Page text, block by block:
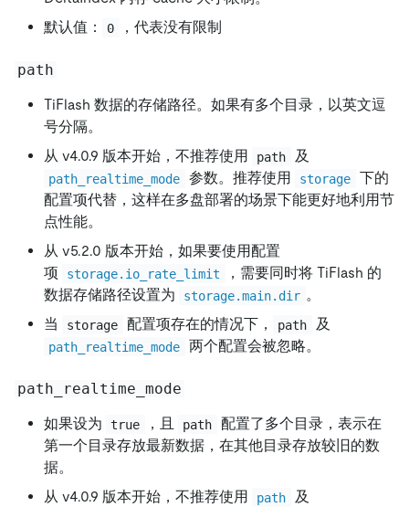
默认值：
0 ，代表没有限制
path
TiFlash 数据的存储路径。如果有多个目录，以英文逗
号分隔。
从 v4.0.9 版本开始，不推荐使用
path 及
path_realtime_mode 参数。推荐使用 storage
下的
配置项代替，这样在多盘部署的场景下能更好地利用节
点性能。
从 v5.2.0 版本开始，如果要使用配置
项
storage.io_rate_limit
，需要同时将 TiFlash 的
数据存储路径设置为
storage.main.dir 。
当
storage 配置项存在的情况下， path 及
path_realtime_mode 两个配置会被忽略。
path_realtime_mode
如果设为
true ，且 path
配置了多个目录，表示在
第一个目录存放最新数据，在其他目录存放较旧的数
据。
从 v4.0.9 版本开始，不推荐使用
path 及